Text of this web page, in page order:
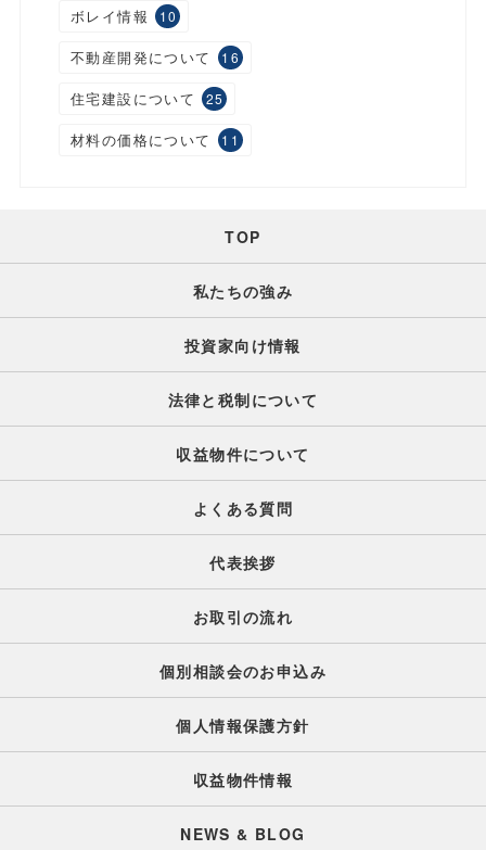
ボレイ情報 10
不動産開発について 16
住宅建設について 25
材料の価格について 11
TOP
私たちの強み
投資家向け情報
法律と税制について
収益物件について
よくある質問
代表挨拶
お取引の流れ
個別相談会のお申込み
個人情報保護方針
収益物件情報
NEWS & BLOG